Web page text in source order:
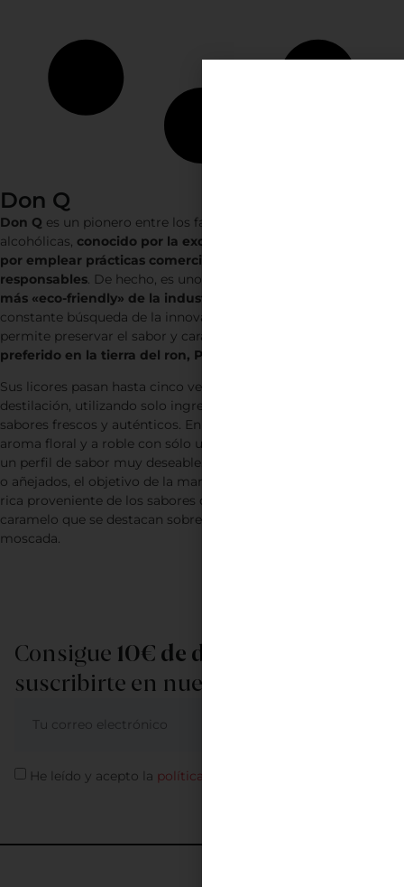
Don Q
Don Q es un pionero entre los fabricantes de bebidas
alcohólicas, conocido por la exquisitez de sus creaciones y
por emplear prácticas comerciales más limpias y eco-
responsables. De hecho, es uno de los
más «eco-friendly» de la industria licorera
constante búsqueda de la innovación y la perfección la que les
permite preservar el sabor y carácter que hace a
preferido en la tierra del ron, Puerto Rico.
Sus licores pasan hasta cinco veces por el proceso de
destilación, utilizando solo ingredientes naturales para infundir
sabores frescos y auténticos. En sus rones blancos, el sutil
aroma floral y a roble con sólo un toque de azúcar morena, es
un perfil de sabor muy deseable. En cuanto a los rones oscuros
o añejados, el objetivo de la marca es lograr una complejidad
rica proveniente de los sabores de vainilla, «butterscotch» y
caramelo que se destacan sobre toques de roble, canela y nuez
moscada.
Consigue 10€ de descuento
suscribirte en nuestra newsletter
He leído y acepto la política de privacidad